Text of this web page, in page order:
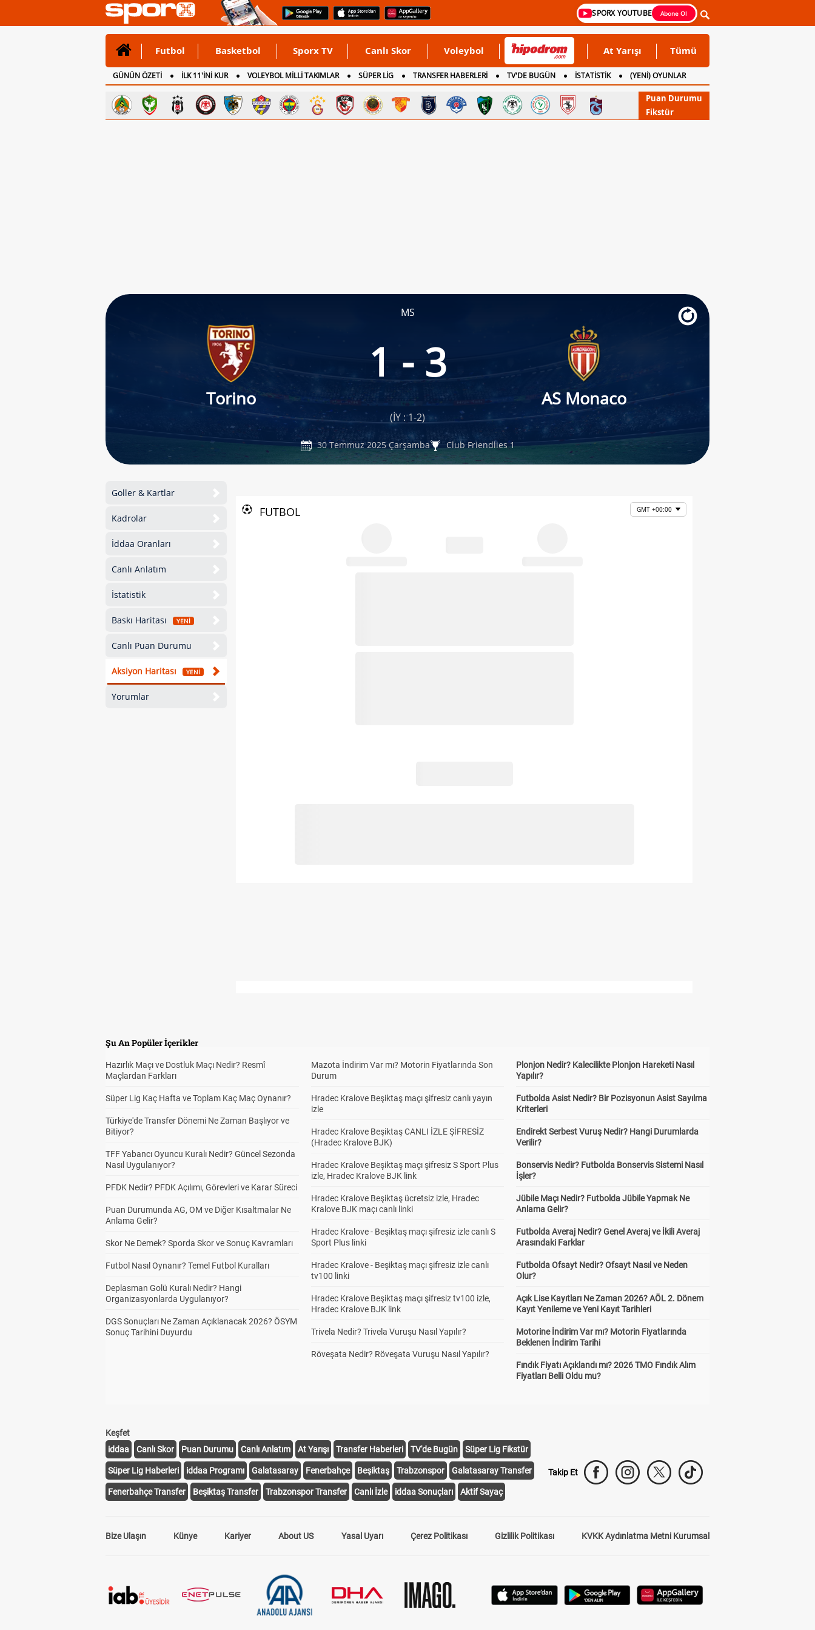
SPORX YOUTUBE Abone Ol
Futbol Basketbol Sporx TV Canlı Skor Voleybol At Yarışı Tümü
GÜNÜN ÖZETİ İLK 11'İNİ KUR VOLEYBOL MİLLİ TAKIMLAR SÜPER LİG TRANSFER HABERLERİ TV'DE BUGÜN İSTATİSTİK
(YENİ) OYUNLAR
CANLI ANLATIM
İNGİLTERE
Puan Durumu
Fikstür
MS
Torino
1 - 3
AS Monaco
(İY : 1-2)
30 Temmuz 2025 Çarşamba Club Friendlies 1
Goller & Kartlar
Kadrolar
İddaa Oranları
Canlı Anlatım
İstatistik
Baskı Haritası YENİ
Canlı Puan Durumu
Aksiyon Haritası YENİ
Yorumlar
FUTBOL GMT +00:00
Şu An Popüler İçerikler
Hazırlık Maçı ve Dostluk Maçı Nedir? Resmî
Maçlardan Farkları
Süper Lig Kaç Hafta ve Toplam Kaç Maç Oynanır?
Türkiye'de Transfer Dönemi Ne Zaman Başlıyor ve
Bitiyor?
TFF Yabancı Oyuncu Kuralı Nedir? Güncel Sezonda
Nasıl Uygulanıyor?
PFDK Nedir? PFDK Açılımı, Görevleri ve Karar Süreci
Puan Durumunda AG, OM ve Diğer Kısaltmalar Ne
Anlama Gelir?
Skor Ne Demek? Sporda Skor ve Sonuç Kavramları
Futbol Nasıl Oynanır? Temel Futbol Kuralları
Deplasman Golü Kuralı Nedir? Hangi
Organizasyonlarda Uygulanıyor?
DGS Sonuçları Ne Zaman Açıklanacak 2026? ÖSYM
Sonuç Tarihini Duyurdu
Mazota İndirim Var mı? Motorin Fiyatlarında Son
Durum
Hradec Kralove Beşiktaş maçı şifresiz canlı yayın
izle
Hradec Kralove Beşiktaş CANLI İZLE ŞİFRESİZ
(Hradec Kralove BJK)
Hradec Kralove Beşiktaş maçı şifresiz S Sport Plus
izle, Hradec Kralove BJK link
Hradec Kralove Beşiktaş ücretsiz izle, Hradec
Kralove BJK maçı canlı linki
Hradec Kralove - Beşiktaş maçı şifresiz izle canlı S
Sport Plus linki
Hradec Kralove - Beşiktaş maçı şifresiz izle canlı
tv100 linki
Hradec Kralove Beşiktaş maçı şifresiz tv100 izle,
Hradec Kralove BJK link
Trivela Nedir? Trivela Vuruşu Nasıl Yapılır?
Röveşata Nedir? Röveşata Vuruşu Nasıl Yapılır?
Plonjon Nedir? Kalecilikte Plonjon Hareketi Nasıl
Yapılır?
Futbolda Asist Nedir? Bir Pozisyonun Asist Sayılma
Kriterleri
Endirekt Serbest Vuruş Nedir? Hangi Durumlarda
Verilir?
Bonservis Nedir? Futbolda Bonservis Sistemi Nasıl
İşler?
Jübile Maçı Nedir? Futbolda Jübile Yapmak Ne
Anlama Gelir?
Futbolda Averaj Nedir? Genel Averaj ve İkili Averaj
Arasındaki Farklar
Futbolda Ofsayt Nedir? Ofsayt Nasıl ve Neden
Olur?
Açık Lise Kayıtları Ne Zaman 2026? AÖL 2. Dönem
Kayıt Yenileme ve Yeni Kayıt Tarihleri
Motorine İndirim Var mı? Motorin Fiyatlarında
Beklenen İndirim Tarihi
Fındık Fiyatı Açıklandı mı? 2026 TMO Fındık Alım
Fiyatları Belli Oldu mu?
Keşfet
iddaa
Canlı Skor Puan Durumu Canlı Anlatım At Yarışı Transfer Haberleri TV'de Bugün Süper Lig Fikstür
Süper Lig Haberleri iddaa Programı Galatasaray Fenerbahçe Beşiktaş Trabzonspor Galatasaray Transfer
Fenerbahçe Transfer Beşiktaş Transfer Trabzonspor Transfer Canlı İzle iddaa Sonuçları Aktif Sayaç
Takip Et
Bize Ulaşın Künye Kariyer About US Yasal Uyarı Çerez Politikası Gizlilik Politikası KVKK Aydınlatma Metni Kurumsal